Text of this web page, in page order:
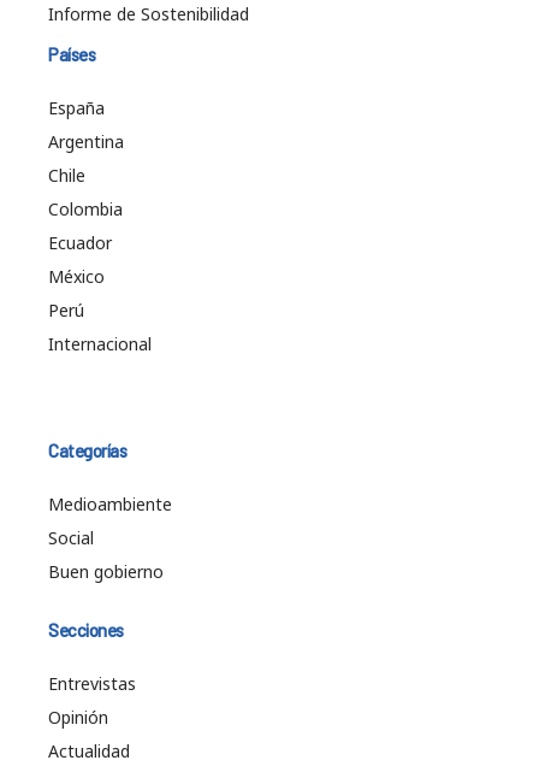
Informe de Sostenibilidad
Países
España
Argentina
Chile
Colombia
Ecuador
México
Perú
Internacional
Categorías
Medioambiente
Social
Buen gobierno
Secciones
Entrevistas
Opinión
Actualidad